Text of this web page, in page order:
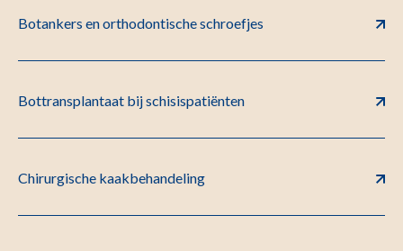
Botankers en orthodontische schroefjes
Bottransplantaat bij schisispatiënten
Chirurgische kaakbehandeling